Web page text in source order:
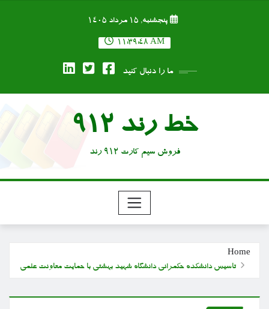
پنجشنبه, ۱۵ مرداد ۱۴۰۵
11:39:49 AM
ما را دنبال کنید
خط رند 912
فروش سیم کارت 912 رند
Home
تاسیس دانشکده حکمرانی دانشگاه شهید بهشتی با حمایت معاونت علمی